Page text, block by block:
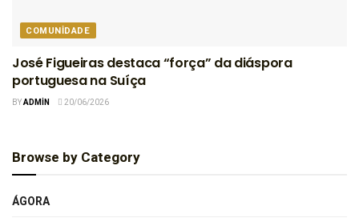
COMUNIDADE
José Figueiras destaca “força” da diáspora
portuguesa na Suíça
BYADMIN 20/06/2026
Browse by Category
ÁGORA